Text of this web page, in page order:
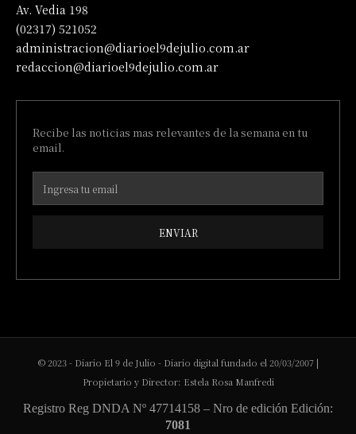
Av. Vedia 198
(02317) 521052
administracion@diarioel9dejulio.com.ar
redaccion@diarioel9dejulio.com.ar
Recibe las noticias mas relevantes de la semana en tu
email.
ENVIAR
© 2023 - Diario El 9 de Julio - Diario digital fundado el 20/03/2007 |
Propietario y Director: Estela Rosa Manfredi
Registro Reg DNDA Nº 47714158 – Nro de edición Edición:
7081